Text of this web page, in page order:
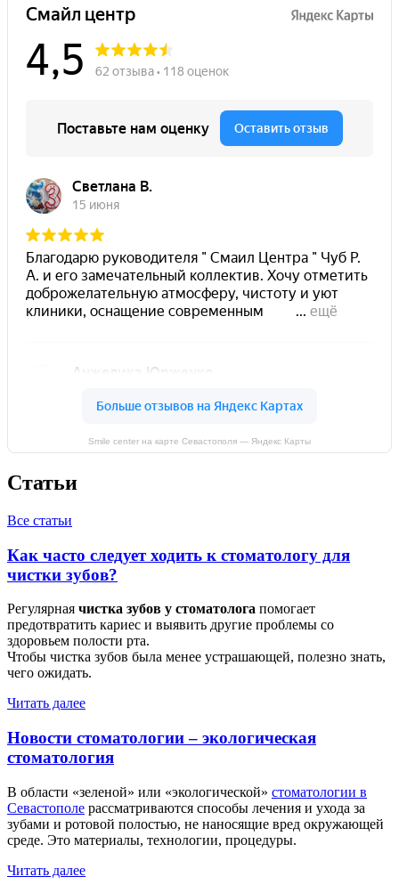
Smile center на карте Севастополя — Яндекс Карты
Статьи
Все статьи
Как часто следует ходить к стоматологу для
чистки зубов?
Регулярная чистка зубов у стоматолога помогает
предотвратить кариес и выявить другие проблемы со
здоровьем полости рта.
Чтобы чистка зубов была менее устрашающей, полезно знать,
чего ожидать.
Читать далее
Новости стоматологии – экологическая
стоматология
В области «зеленой» или «экологической» стоматологии в
Севастополе рассматриваются способы лечения и ухода за
зубами и ротовой полостью, не наносящие вред окружающей
среде. Это материалы, технологии, процедуры.
Читать далее